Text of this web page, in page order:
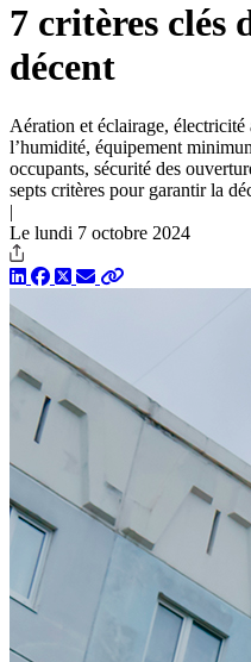
7 critères clés
décent
Aération et éclairage,
l’humidité, équipement
occupants, sécurité des
septs critères pour garantir la
|
Le lundi 7 octobre 2024